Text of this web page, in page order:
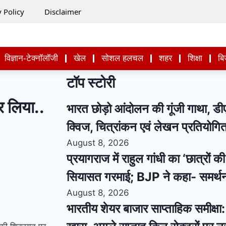
Policy Disclaimer
विज्ञान-टेक्नॉलॉजी खेल सोशल हलचल शहर शिक्षा
लिया..
टॉप स्टोरी
भारत छोड़ो आंदोलन की गूंजी गाथा,
क्विज, चित्रांकन एवं लेखन
August 8, 2026
प्रयागराज में राहुल गांधी का ‘छात्रों
सियासत गरमाई; BJP ने कहा-
August 8, 2026
भारतीय शेयर बाजार साप्ताहिक